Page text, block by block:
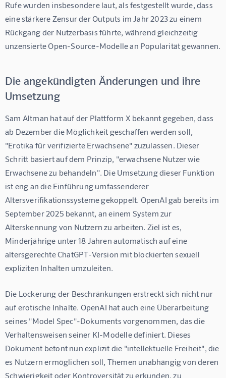
Rufe wurden insbesondere laut, als festgestellt wurde, dass
eine stärkere Zensur der Outputs im Jahr 2023 zu einem
Rückgang der Nutzerbasis führte, während gleichzeitig
unzensierte Open-Source-Modelle an Popularität gewannen.
Die angekündigten Änderungen und ihre
Umsetzung
Sam Altman hat auf der Plattform X bekannt gegeben, dass
ab Dezember die Möglichkeit geschaffen werden soll,
"Erotika für verifizierte Erwachsene" zuzulassen. Dieser
Schritt basiert auf dem Prinzip, "erwachsene Nutzer wie
Erwachsene zu behandeln". Die Umsetzung dieser Funktion
ist eng an die Einführung umfassenderer
Altersverifikationssysteme gekoppelt. OpenAI gab bereits im
September 2025 bekannt, an einem System zur
Alterskennung von Nutzern zu arbeiten. Ziel ist es,
Minderjährige unter 18 Jahren automatisch auf eine
altersgerechte ChatGPT-Version mit blockierten sexuell
expliziten Inhalten umzuleiten.
Die Lockerung der Beschränkungen erstreckt sich nicht nur
auf erotische Inhalte. OpenAI hat auch eine Überarbeitung
seines "Model Spec"-Dokuments vorgenommen, das die
Verhaltensweisen seiner KI-Modelle definiert. Dieses
Dokument betont nun explizit die "intellektuelle Freiheit", die
es Nutzern ermöglichen soll, Themen unabhängig von deren
Schwierigkeit oder Kontroversität zu erkunden, zu